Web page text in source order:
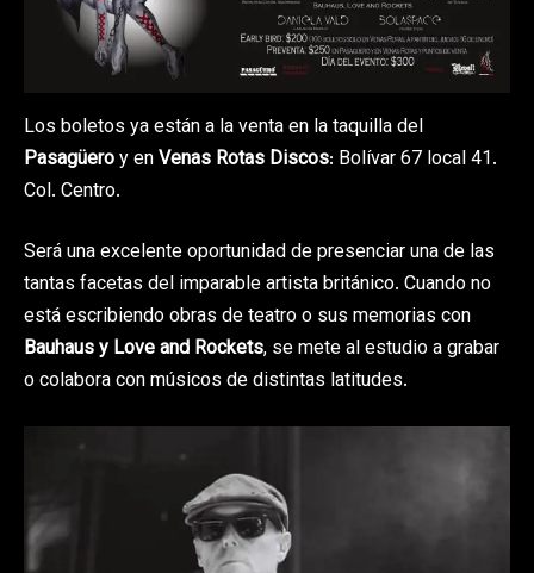
Los boletos ya están a la venta en la taquilla del
Pasagüeroy enVenas Rotas Discos: Bolívar 67 local 41.
Col. Centro.
Será una excelente oportunidad de presenciar una de las
tantas facetas del imparable artista británico. Cuando no
está escribiendo obras de teatro o sus memorias con
Bauhaus y Love and Rockets, se mete al estudio a grabar
o colabora con músicos de distintas latitudes.